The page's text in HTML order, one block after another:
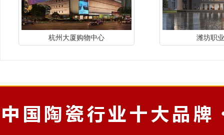
杭州大厦购物中心 潍坊职